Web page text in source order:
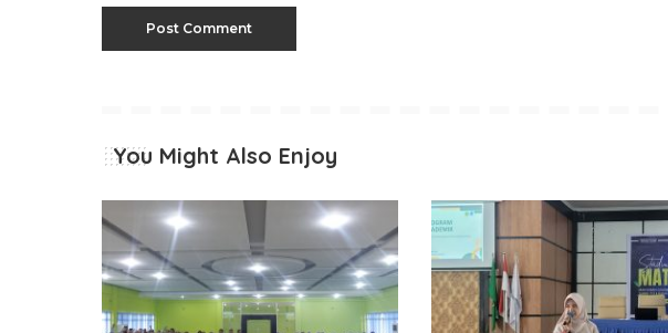
You Might Also Enjoy